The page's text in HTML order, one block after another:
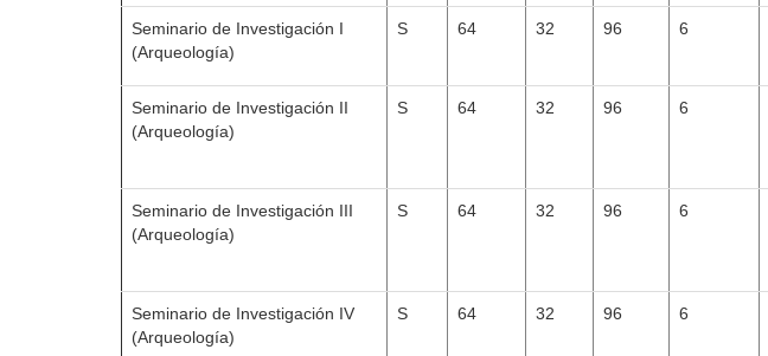
Seminario de Investigación I
(Arqueología)
S 64 32 96 6
Seminario de Investigación II
(Arqueología)
S 64 32 96 6
Seminario de Investigación III
(Arqueología)
S 64 32 96 6
Seminario de Investigación IV
(Arqueología)
S 64 32 96 6